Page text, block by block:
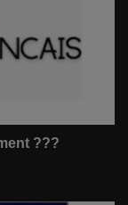
???